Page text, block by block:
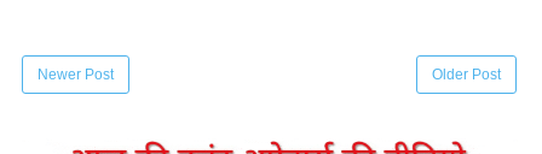
Newer Post Older Post